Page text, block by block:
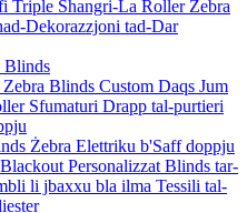
Triple Shangri-La Roller Zebra
Dekorazzjoni tad-Dar
Blinds
Blinds Custom Daqs Jum
Sfumaturi Drapp tal-purtieri
Żebra Elettriku b'Saff doppju
Personalizzat Blinds tar-
li jbaxxu bla ilma Tessili tal-